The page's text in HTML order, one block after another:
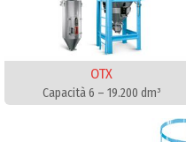
OTX
Capacità 6 – 19.200 dm³